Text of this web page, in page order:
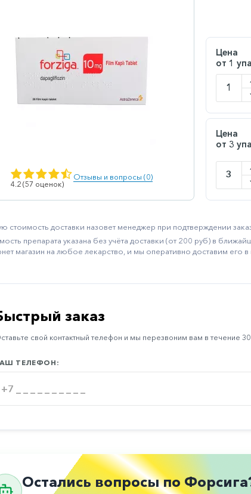
4.2 (57 оценок)
Отзывы и вопросы (0)
Цена
от 1
Цена
от 3
стоимость доставки назовет менеджер при подтверждении
препарата указана без учёта доставки (от 200 руб) в
магазин на любое лекарство, и мы оперативно доставим его в
заказ
свой контактный телефон и мы перезвоним вам в течение 30
ТЕЛЕФОН:
Остались вопросы по